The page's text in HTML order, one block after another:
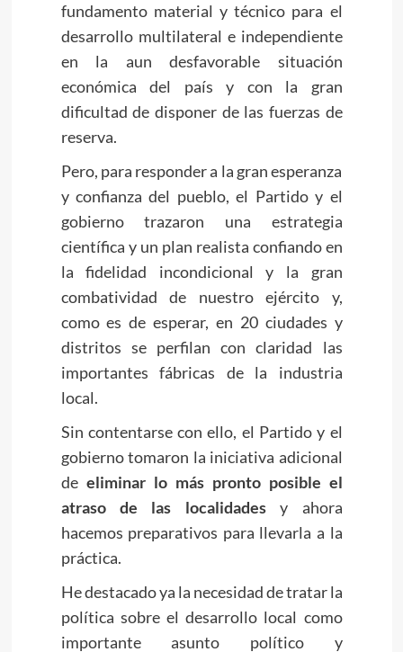
fundamento material y técnico para el
desarrollo multilateral e independiente
en la aun desfavorable situación
económica del país y con la gran
dificultad de disponer de las fuerzas de
reserva.
Pero, para responder a la gran esperanza
y confianza del pueblo, el Partido y el
gobierno trazaron una estrategia
científica y un plan realista confiando en
la fidelidad incondicional y la gran
combatividad de nuestro ejército y,
como es de esperar, en 20 ciudades y
distritos se perfilan con claridad las
importantes fábricas de la industria
local.
Sin contentarse con ello, el Partido y el
gobierno tomaron la iniciativa adicional
deeliminar lo más pronto posible el
atraso de las localidadesy ahora
hacemos preparativos para llevarla a la
práctica.
He destacado ya la necesidad de tratar la
política sobre el desarrollo local como
importante asunto político y